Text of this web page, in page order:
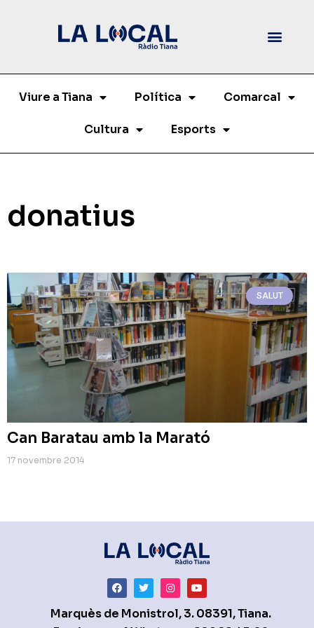
Viure a Tiana Política Comarcal
Cultura Esports
donatius
SALUT
Can Baratau amb la Marató
17 novembre 2014
Marquès de Monistrol, 3. 08391, Tiana.